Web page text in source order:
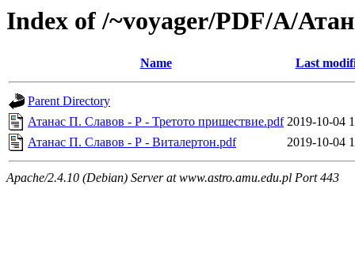
Index of /~voyager/PDF/А/
Name Last
Parent Directory
Атанас П. Славов - Р - Третото пришествие.pdf 2019-10-04
Атанас П. Славов - Р - Виталертон.pdf
2019-10-04
Apache/2.4.10 (Debian) Server at www.astro.amu.edu.pl Port 443